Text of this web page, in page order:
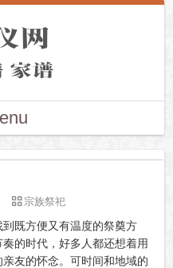
宗族祭祀
既方便又有温度的祭奠方
的时代，好多人都还想着用
友的怀念。可时间和地域的